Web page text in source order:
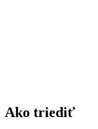
Ako triediť